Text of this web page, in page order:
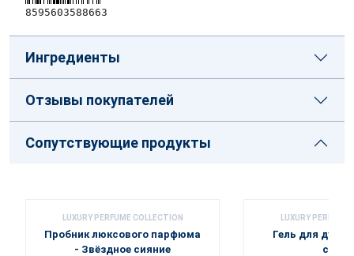
8595603588663
Ингредиенты
Отзывы покупателей
Сопутствующие продукты
LUXURY PERFUME COLLECTION
Пробник люксового парфюма
- Звёздное сияние
LUXURY
Гель для душа